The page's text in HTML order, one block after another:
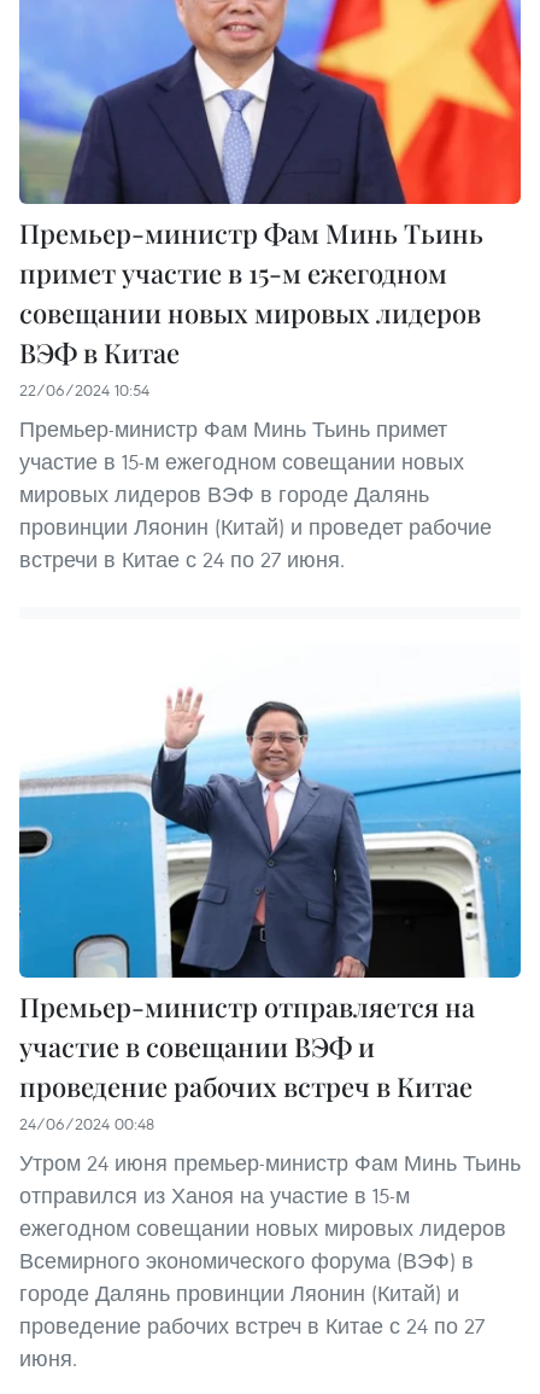
Премьер-министр Фам Минь Тьинь
примет участие в 15-м ежегодном
совещании новых мировых лидеров
ВЭФ в Китае
22/06/2024 10:54
Премьер-министр Фам Минь Тьинь примет
участие в 15-м ежегодном совещании новых
мировых лидеров ВЭФ в городе Далянь
провинции Ляонин (Китай) и проведет рабочие
встречи в Китае с 24 по 27 июня.
Премьер-министр отправляется на
участие в совещании ВЭФ и
проведение рабочих встреч в Китае
24/06/2024 00:48
Утром 24 июня премьер-министр Фам Минь Тьинь
отправился из Ханоя на участие в 15-м
ежегодном совещании новых мировых лидеров
Всемирного экономического форума (ВЭФ) в
городе Далянь провинции Ляонин (Китай) и
проведение рабочих встреч в Китае с 24 по 27
июня.